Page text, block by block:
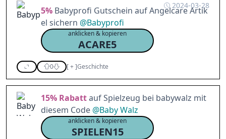
2024-03-28
5% Babyprofi Gutschein auf Angelcare Artik
el sichern @Babyprofi
anklicken & kopieren
ACARE5
0 [+]Geschichte
15% Rabattauf Spielzeug bei babywalz mit
diesem Code @Baby Walz
anklicken & kopieren
SPIELEN15